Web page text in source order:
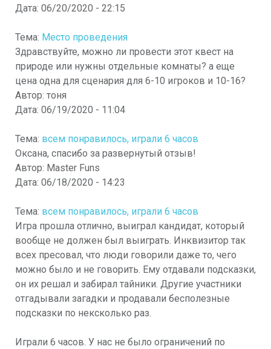
Дата: 06/20/2020 - 22:15
Тема: Место проведения
Здравствуйте, можно ли провести этот квест на
природе или нужны отдельные комнаты? а еще
цена одна для сценария для 6-10 игроков и 10-16?
Автор: тоня
Дата: 06/19/2020 - 11:04
Тема: всем понравилось, играли 6 часов
Оксана, спасибо за развернутый отзыв!
Автор: Master Funs
Дата: 06/18/2020 - 14:23
Тема: всем понравилось, играли 6 часов
Игра прошла отлично, выиграл кандидат, который
вообще не должен был выиграть. Инквизитор так
всех пресовал, что люди говорили даже то, чего
можно было и не говорить. Ему отдавали подсказки,
он их решал и забирал тайники. Другие участники
отгадывали загадки и продавали бесполезные
подсказки по нексколько раз.
Играли 6 часов. У нас не было ограничений по